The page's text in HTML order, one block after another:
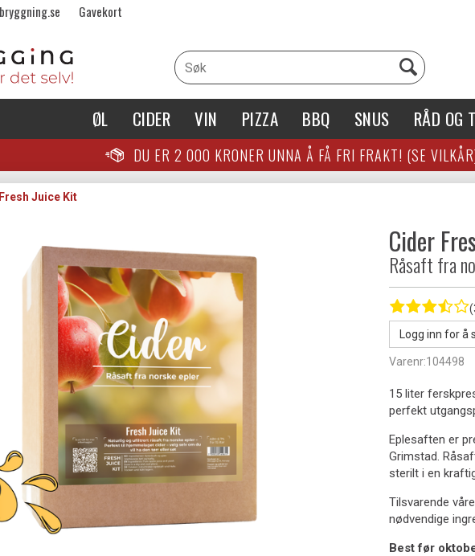
Gavekort
ØL CIDER VIN PIZZA BBQ SNUS RÅD OG
DU ER 2 000 KRONER UNNA Å FÅ FRI FRAKT! (SE
Juice Kit
Cider
Råsaft fra
Logg inn for å
Varenr:104498
15 liter
perfekt
Eplesaften er
Grimstad.
sterilt i en
Tilsvarende våre
nødvendige
Best før